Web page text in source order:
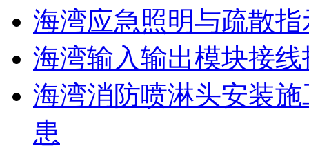
海湾应急照明与疏散
海湾输入输出模块接
海湾消防喷淋头安装
患